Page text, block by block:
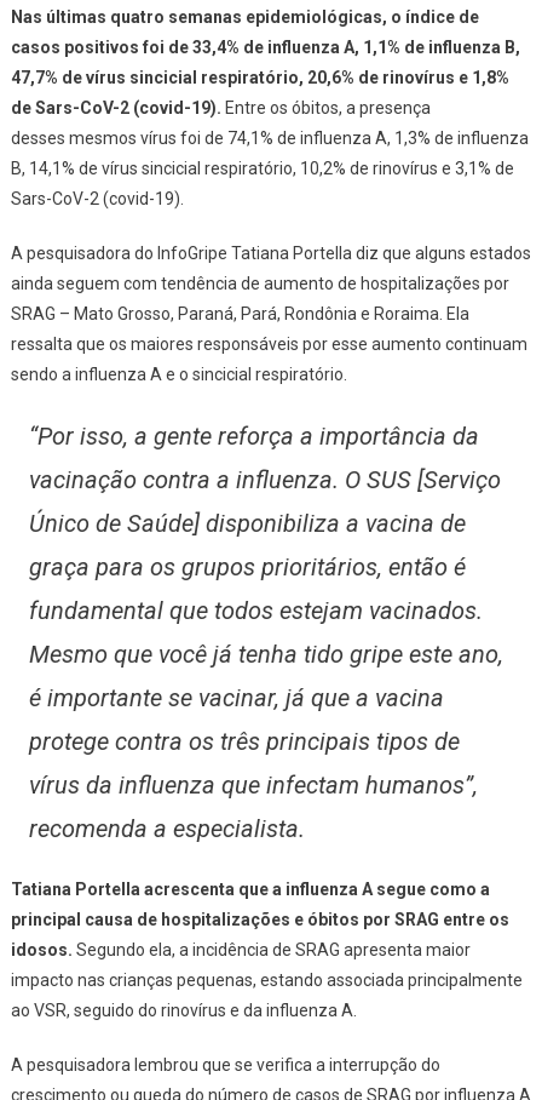
Nas últimas quatro semanas epidemiológicas, o índice de
casos positivos foi de 33,4% de influenza A, 1,1% de influenza B,
47,7% de vírus sincicial respiratório, 20,6% de rinovírus e 1,8%
de Sars-CoV-2 (covid-19). Entre os óbitos, a presença
desses mesmos vírus foi de 74,1% de influenza A, 1,3% de influenza
B, 14,1% de vírus sincicial respiratório, 10,2% de rinovírus e 3,1% de
Sars-CoV-2 (covid-19).
A pesquisadora do InfoGripe Tatiana Portella diz que alguns estados
ainda seguem com tendência de aumento de hospitalizações por
SRAG – Mato Grosso, Paraná, Pará, Rondônia e Roraima. Ela
ressalta que os maiores responsáveis por esse aumento continuam
sendo a influenza A e o sincicial respiratório.
“Por isso, a gente reforça a importância da
vacinação contra a influenza. O SUS [Serviço
Único de Saúde] disponibiliza a vacina de
graça para os grupos prioritários, então é
fundamental que todos estejam vacinados.
Mesmo que você já tenha tido gripe este ano,
é importante se vacinar, já que a vacina
protege contra os três principais tipos de
vírus da influenza que infectam humanos”,
recomenda a especialista.
Tatiana Portella acrescenta que a influenza A segue como a
principal causa de hospitalizações e óbitos por SRAG entre os
idosos. Segundo ela, a incidência de SRAG apresenta maior
impacto nas crianças pequenas, estando associada principalmente
ao VSR, seguido do rinovírus e da influenza A.
A pesquisadora lembrou que se verifica a interrupção do
crescimento ou queda do número de casos de SRAG por influenza A